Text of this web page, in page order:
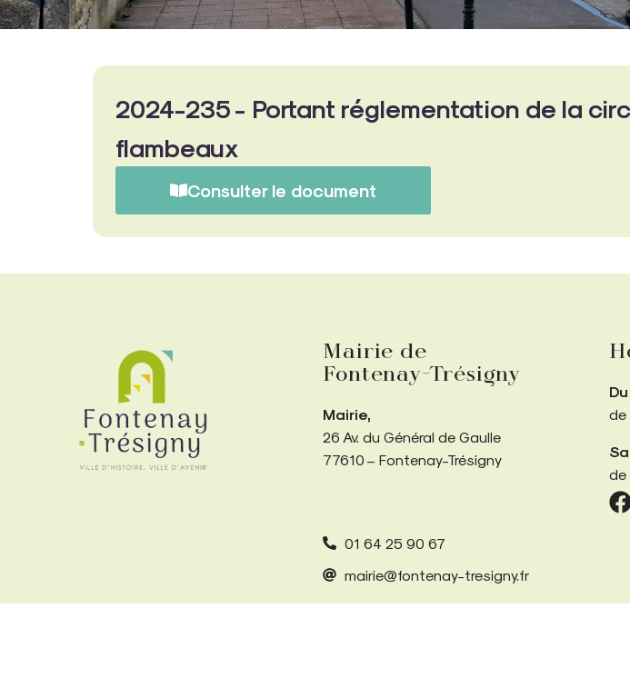
2024-235 - Portant réglementation de la
flambeaux
Consulter le document
Mairie de
Fontenay-Trésigny
Mairie,
26 Av. du Général de Gaulle
77610 – Fontenay-Trésigny
01 64 25 90 67
mairie@fontenay-tresigny.fr
de
de